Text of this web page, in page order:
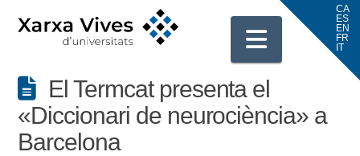
El Termcat presenta el
«Diccionari de neurociència» a
Barcelona